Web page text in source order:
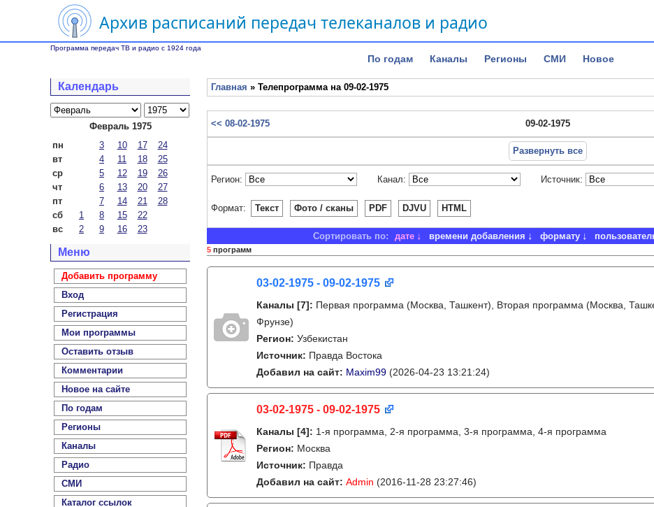
Архив расписаний передач телеканалов и радио
Программа передач ТВ и радио с 1924 года
По годам Каналы Регионы СМИ Новое
Календарь
Февраль 1975
пн
3 10 17
24
вт
4 11 18
25
ср
5 12 19
26
чт
6 13 20
27
пт
7 14 21
28
сб
1 8 15
22
вс
2 9 16 23
Меню
Добавить программу
Вход
Регистрация
Мои программы
Оставить отзыв
Комментарии
Новое на сайте
По годам
Регионы
Каналы
Радио
СМИ
Каталог ссылок
Главная » Телепрограмма на 09-02-1975
<< 08-02-1975 09-02-1975
Развернуть все
Регион: Канал: Источник:
Формат: Текст Фото / сканы PDF DJVU HTML
Сортировать по: дате времени добавления формату
5 программ
03-02-1975 - 09-02-1975
Каналы [7]: Первая программа (Москва, Ташкент), Вторая программа (Москва,
Фрунзе)
Регион: Узбекистан
Источник: Правда Востока
Добавил на сайт: Maxim99 (2026-04-23 13:21:24)
03-02-1975 - 09-02-1975
Каналы [4]: 1-я программа, 2-я программа, 3-я программа, 4-я программа
Регион: Москва
Источник: Правда
Добавил на сайт: Admin (2016-11-28 23:27:46)